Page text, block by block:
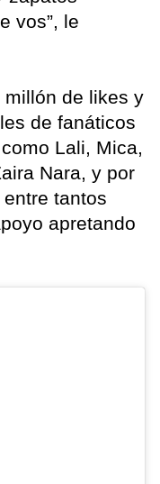
vos”, le
de likes y
de fanáticos
Lali, Mica,
Nara, y por
tantos
apretando